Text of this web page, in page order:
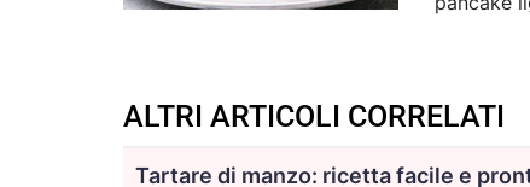
ALTRI ARTICOLI CORRELATI
Tartare di manzo: ricetta facile e